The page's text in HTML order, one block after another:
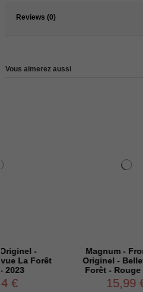
Reviews (0)
Vous aimerez aussi
-
Magnum - Fronton -
Originel - Bellevue La
Forêt - Rouge - 2020
15,99 €